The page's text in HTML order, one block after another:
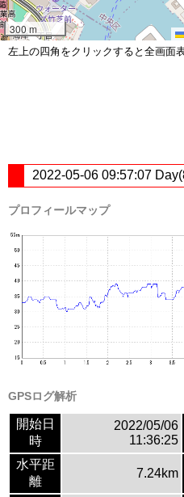
300 m
左上の四角をクリックすると全画面
2022-05-06 09:57:07
プロフィールマップ
GPSログ解析
開始日
時
2022/05/06
11:36:25
水平距
離
7.24km